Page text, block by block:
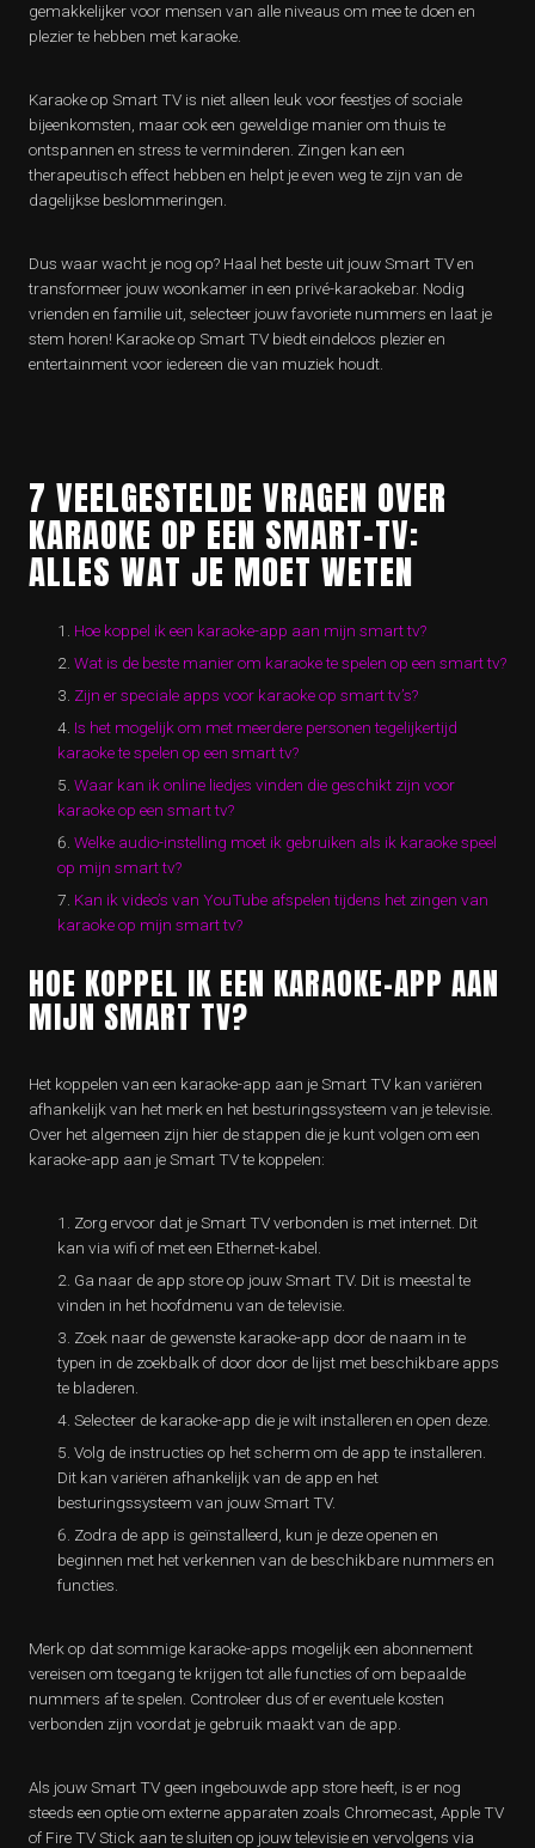
gemakkelijker voor mensen van alle niveaus om mee te doen en
plezier te hebben met karaoke.
Karaoke op Smart TV is niet alleen leuk voor feestjes of sociale
bijeenkomsten, maar ook een geweldige manier om thuis te
ontspannen en stress te verminderen. Zingen kan een
therapeutisch effect hebben en helpt je even weg te zijn van de
dagelijkse beslommeringen.
Dus waar wacht je nog op? Haal het beste uit jouw Smart TV en
transformeer jouw woonkamer in een privé-karaokebar. Nodig
vrienden en familie uit, selecteer jouw favoriete nummers en laat je
stem horen! Karaoke op Smart TV biedt eindeloos plezier en
entertainment voor iedereen die van muziek houdt.
7 VEELGESTELDE VRAGEN OVER
KARAOKE OP EEN SMART-TV:
ALLES WAT JE MOET WETEN
Hoe koppel ik een karaoke-app aan mijn smart tv?
Wat is de beste manier om karaoke te spelen op een smart tv?
Zijn er speciale apps voor karaoke op smart tv’s?
Is het mogelijk om met meerdere personen tegelijkertijd
karaoke te spelen op een smart tv?
Waar kan ik online liedjes vinden die geschikt zijn voor
karaoke op een smart tv?
Welke audio-instelling moet ik gebruiken als ik karaoke speel
op mijn smart tv?
Kan ik video’s van YouTube afspelen tijdens het zingen van
karaoke op mijn smart tv?
HOE KOPPEL IK EEN KARAOKE-APP AAN
MIJN SMART TV?
Het koppelen van een karaoke-app aan je Smart TV kan variëren
afhankelijk van het merk en het besturingssysteem van je televisie.
Over het algemeen zijn hier de stappen die je kunt volgen om een
karaoke-app aan je Smart TV te koppelen:
Zorg ervoor dat je Smart TV verbonden is met internet. Dit
kan via wifi of met een Ethernet-kabel.
Ga naar de app store op jouw Smart TV. Dit is meestal te
vinden in het hoofdmenu van de televisie.
Zoek naar de gewenste karaoke-app door de naam in te
typen in de zoekbalk of door door de lijst met beschikbare apps
te bladeren.
Selecteer de karaoke-app die je wilt installeren en open deze.
Volg de instructies op het scherm om de app te installeren.
Dit kan variëren afhankelijk van de app en het
besturingssysteem van jouw Smart TV.
Zodra de app is geïnstalleerd, kun je deze openen en
beginnen met het verkennen van de beschikbare nummers en
functies.
Merk op dat sommige karaoke-apps mogelijk een abonnement
vereisen om toegang te krijgen tot alle functies of om bepaalde
nummers af te spelen. Controleer dus of er eventuele kosten
verbonden zijn voordat je gebruik maakt van de app.
Als jouw Smart TV geen ingebouwde app store heeft, is er nog
steeds een optie om externe apparaten zoals Chromecast, Apple TV
of Fire TV Stick aan te sluiten op jouw televisie en vervolgens via